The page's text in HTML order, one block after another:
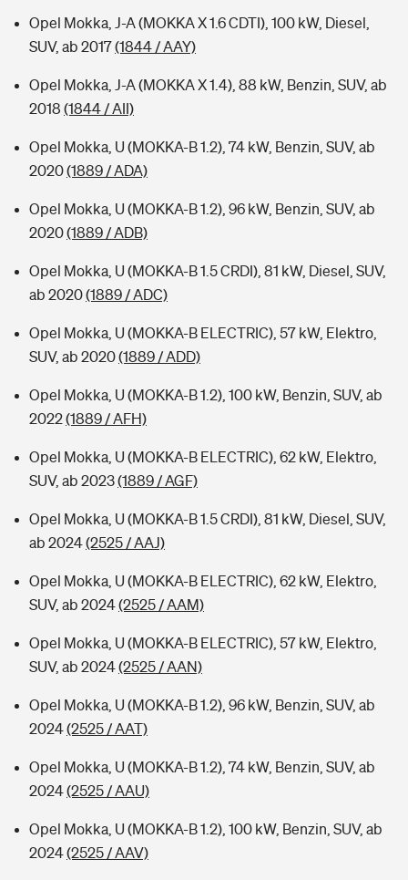
Opel Mokka, J-A (MOKKA X 1.6 CDTI), 100 kW, Diesel,
SUV, ab 2017(1844 / AAY)
Opel Mokka, J-A (MOKKA X 1.4), 88 kW, Benzin, SUV, ab
2018 (1844 / AII)
Opel Mokka, U (MOKKA-B 1.2), 74 kW, Benzin, SUV, ab
2020(1889 / ADA)
Opel Mokka, U (MOKKA-B 1.2), 96 kW, Benzin, SUV, ab
2020(1889 / ADB)
Opel Mokka, U (MOKKA-B 1.5 CRDI), 81 kW, Diesel, SUV,
ab 2020(1889 / ADC)
Opel Mokka, U (MOKKA-B ELECTRIC), 57 kW, Elektro,
SUV, ab 2020(1889 / ADD)
Opel Mokka, U (MOKKA-B 1.2), 100 kW, Benzin, SUV, ab
2022(1889 / AFH)
Opel Mokka, U (MOKKA-B ELECTRIC), 62 kW, Elektro,
SUV, ab 2023(1889 / AGF)
Opel Mokka, U (MOKKA-B 1.5 CRDI), 81 kW, Diesel, SUV,
ab 2024(2525 / AAJ)
Opel Mokka, U (MOKKA-B ELECTRIC), 62 kW, Elektro,
SUV, ab 2024(2525 / AAM)
Opel Mokka, U (MOKKA-B ELECTRIC), 57 kW, Elektro,
SUV, ab 2024(2525 / AAN)
Opel Mokka, U (MOKKA-B 1.2), 96 kW, Benzin, SUV, ab
2024(2525 / AAT)
Opel Mokka, U (MOKKA-B 1.2), 74 kW, Benzin, SUV, ab
2024(2525 / AAU)
Opel Mokka, U (MOKKA-B 1.2), 100 kW, Benzin, SUV, ab
2024(2525 / AAV)